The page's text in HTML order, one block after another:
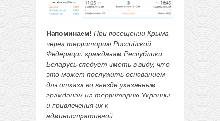
Напоминаем! При посещении Крыма
через территорию Российской
Федерации гражданам Республики
Беларусь следует иметь в виду, что
это может послужить основанием
для отказа во въезде указанным
гражданам на территорию Украины
и привлечения их к
административной